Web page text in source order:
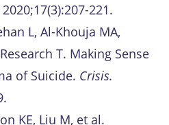
2020;17(3):207-221.
L, Al-Khouja MA,
T. Making Sense
of Suicide. Crisis.
KE, Liu M, et al.